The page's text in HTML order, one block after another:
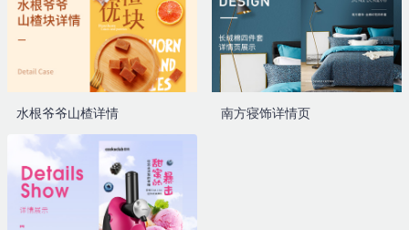
水根爷爷山楂详情 南方寝饰详情页